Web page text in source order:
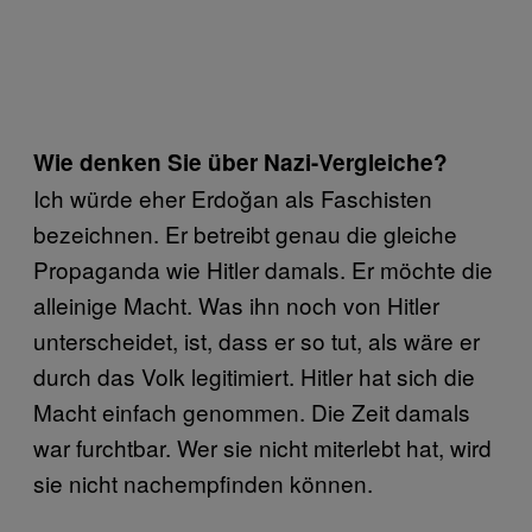
Wie denken Sie über Nazi-Vergleiche?
Ich würde eher Erdoğan als Faschisten
bezeichnen. Er betreibt genau die gleiche
Propaganda wie Hitler damals. Er möchte die
alleinige Macht. Was ihn noch von Hitler
unterscheidet, ist, dass er so tut, als wäre er
durch das Volk legitimiert. Hitler hat sich die
Macht einfach genommen. Die Zeit damals
war furchtbar. Wer sie nicht miterlebt hat, wird
sie nicht nachempfinden können.